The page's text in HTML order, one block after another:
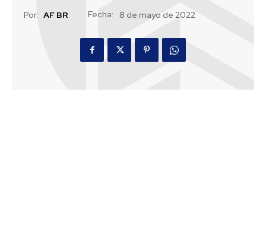
Por: AF BR Fecha: 8 de mayo de 2022